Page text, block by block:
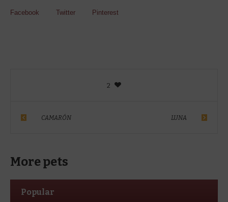
Facebook Twitter Pinterest
2
CAMARÓN LUNA
More pets
Popular